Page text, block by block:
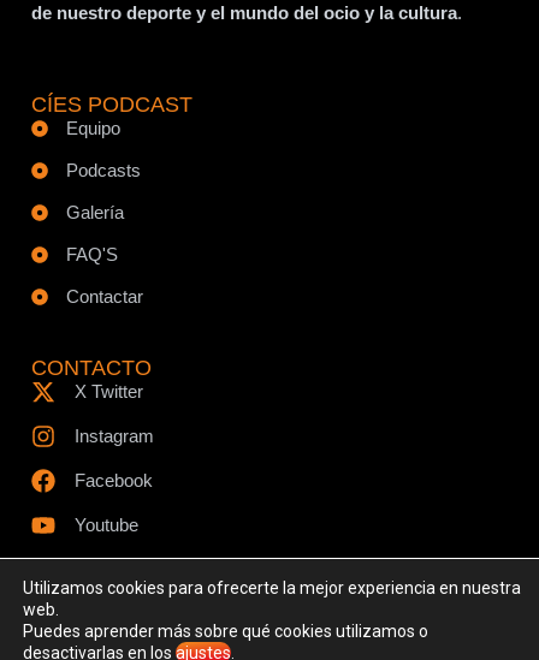
de nuestro deporte y el mundo del ocio y la cultura.
CÍES PODCAST
Equipo
Podcasts
Galería
FAQ'S
Contactar
CONTACTO
X Twitter
Instagram
Facebook
Youtube
© Todos los derechos reservados - www.ciespodcast.es
Utilizamos cookies para ofrecerte la mejor experiencia en nuestra
web.
Puedes aprender más sobre qué cookies utilizamos o
desactivarlas en los ajustes